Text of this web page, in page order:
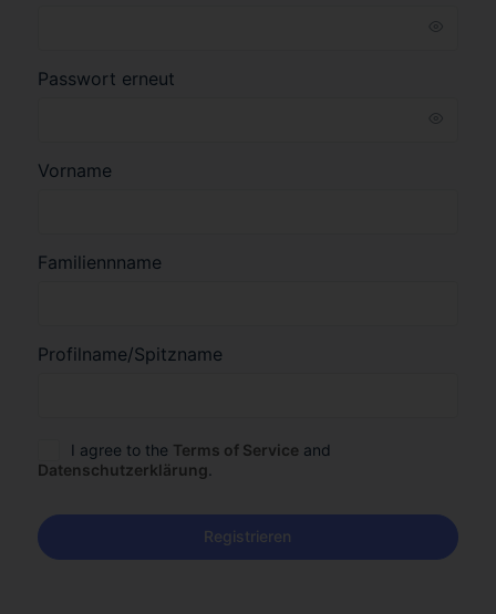
Passwort erneut
Vorname
Familiennname
Profilname/Spitzname
I agree to the Terms of Service and
Datenschutzerklärung